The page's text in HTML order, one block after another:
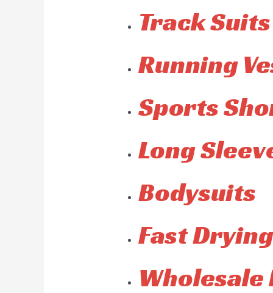
Track Suits
Running
Sports
Long
Bodysuits
Fast
Wholesale